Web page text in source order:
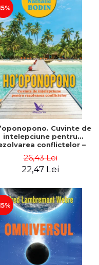
Cuvinte de
intelepciune pentru
conflictelor –
26,43 Lei
22,47 Lei